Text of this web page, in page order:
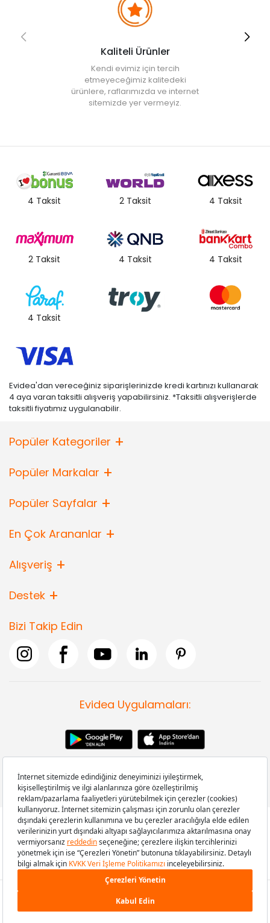
Kaliteli Ürünler
Kendi evimiz için tercih
etmeyeceğimiz kalitedeki
ürünlere, raflarımızda ve internet
sitemizde yer vermeyiz.
4 Taksit 2 Taksit 4 Taksit
2 Taksit 4 Taksit 4 Taksit
4 Taksit
Evidea'dan vereceğiniz siparişlerinizde kredi kartınızı kullanarak
4 aya varan taksitli alışveriş yapabilirsiniz. *Taksitli alışverişlerde
taksitli fiyatımız uygulanabilir.
Popüler Kategoriler
Popüler Markalar
Popüler Sayfalar
En Çok Arananlar
Alışveriş
Destek
Bizi Takip Edin
Evidea Uygulamaları:
Copyright © 2008-2026 Evidea.com | Tüm hakları saklıdır.